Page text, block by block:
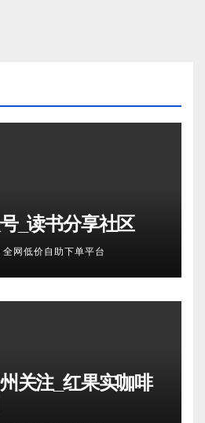
_读书分享社区
全网低价自助下单平台
关注_红果实咖啡